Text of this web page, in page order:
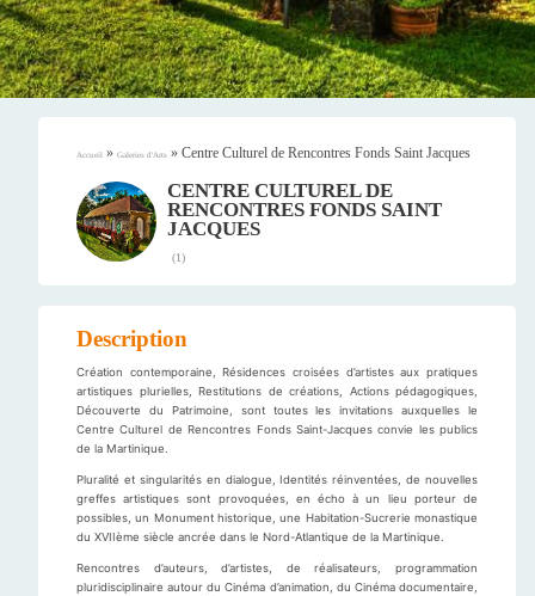
Accueil » Galeries d'Arts » Centre Culturel de Rencontres Fonds Saint Jacques
CENTRE CULTUREL DE
RENCONTRES FONDS SAINT
JACQUES
(1)
Description
Création contemporaine, Résidences croisées d’artistes aux pratiques
artistiques plurielles, Restitutions de créations, Actions pédagogiques,
Découverte du Patrimoine, sont toutes les invitations auxquelles le
Centre Culturel de Rencontres Fonds Saint-Jacques convie les publics
de la Martinique.
Pluralité et singularités en dialogue, Identités réinventées, de nouvelles
greffes artistiques sont provoquées, en écho à un lieu porteur de
possibles, un Monument historique, une Habitation-Sucrerie monastique
du XVIIème siècle ancrée dans le Nord-Atlantique de la Martinique.
Rencontres d’auteurs, d’artistes, de réalisateurs, programmation
pluridisciplinaire autour du Cinéma d’animation, du Cinéma documentaire,